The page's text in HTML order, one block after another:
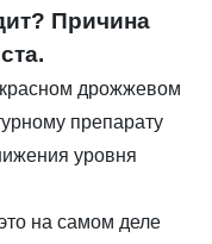
Причина
дрожжевом
препарату
уровня
на самом деле